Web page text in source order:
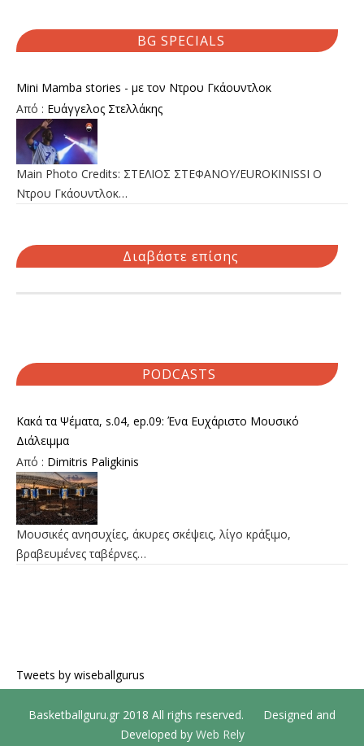
BG SPECIALS
Mini Mamba stories - με τον Ντρου Γκάουντλοκ
Από : Ευάγγελος Στελλάκης
Main Photo Credits: ΣΤΕΛΙΟΣ ΣΤΕΦΑΝΟΥ/EUROKINISSI Ο
Ντρου Γκάουντλοκ…
Διαβάστε επίσης
PODCASTS
Κακά τα Ψέματα, s.04, ep.09: Ένα Ευχάριστο Μουσικό
Διάλειμμα
Από : Dimitris Paligkinis
Μουσικές ανησυχίες, άκυρες σκέψεις, λίγο κράξιμο,
βραβευμένες ταβέρνες…
Tweets by wiseballgurus
Basketballguru.gr 2018 All righs reserved. Designed and
Developed by Web Rely